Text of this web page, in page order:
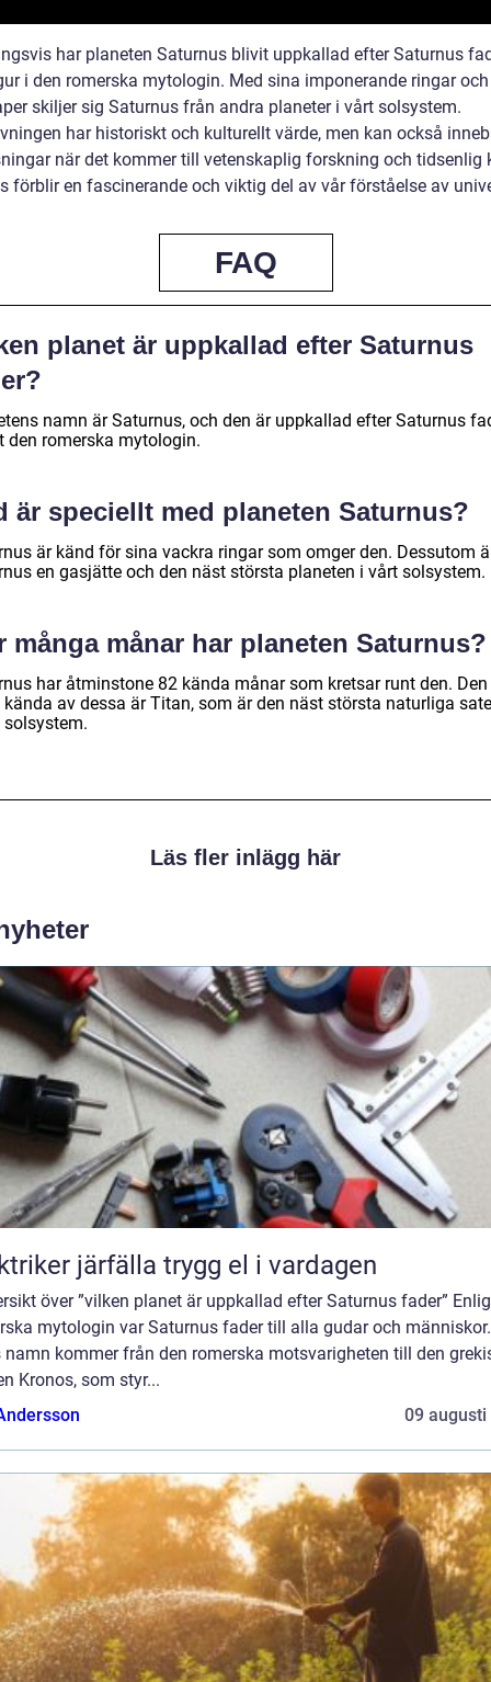
har planeten Saturnus blivit uppkallad efter Saturnus
i den romerska mytologin. Med sina imponerande ringar
skiljer sig Saturnus från andra planeter i vårt solsystem.
har historiskt och kulturellt värde, men kan också
när det kommer till vetenskaplig forskning och tidsenlig
förblir en fascinerande och viktig del av vår förståelse av
FAQ
planet är uppkallad efter Saturnus
namn är Saturnus, och den är uppkallad efter Saturnus
den romerska mytologin.
är speciellt med planeten Saturnus?
är känd för sina vackra ringar som omger den. Dessutom
en gasjätte och den näst största planeten i vårt solsystem.
många månar har planeten Saturnus?
har åtminstone 82 kända månar som kretsar runt den. Den
kända av dessa är Titan, som är den näst största naturliga
solsystem.
Läs fler inlägg här
Elektriker järfälla trygg el i vardagen
över ”vilken planet är uppkallad efter Saturnus fader”
mytologin var Saturnus fader till alla gudar och människor.
namn kommer från den romerska motsvarigheten till den
Kronos, som styr...
09 augusti